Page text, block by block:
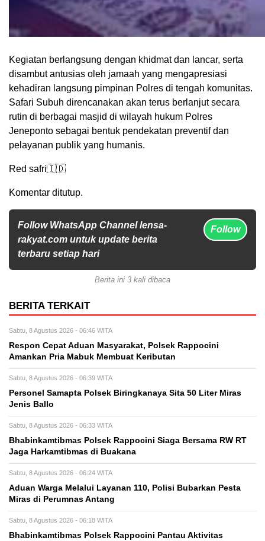
Kegiatan berlangsung dengan khidmat dan lancar, serta
disambut antusias oleh jamaah yang mengapresiasi
kehadiran langsung pimpinan Polres di tengah komunitas.
Safari Subuh direncanakan akan terus berlanjut secara
rutin di berbagai masjid di wilayah hukum Polres
Jeneponto sebagai bentuk pendekatan preventif dan
pelayanan publik yang humanis.
Red safri🇮🇩
Komentar ditutup.
Follow WhatsApp Channel lensa-
rakyat.com untuk update berita
terbaru setiap hari
Follow
Berita ini 3 kali dibaca
BERITA TERKAIT
Sabtu, 8 Agustus 2026 - 06:46 WITA
Respon Cepat Aduan Masyarakat, Polsek Rappocini
Amankan Pria Mabuk Membuat Keributan
Sabtu, 8 Agustus 2026 - 06:39 WITA
Personel Samapta Polsek Biringkanaya Sita 50 Liter Miras
Jenis Ballo
Sabtu, 8 Agustus 2026 - 06:33 WITA
Bhabinkamtibmas Polsek Rappocini Siaga Bersama RW RT
Jaga Harkamtibmas di Buakana
Sabtu, 8 Agustus 2026 - 06:24 WITA
Aduan Warga Melalui Layanan 110, Polisi Bubarkan Pesta
Miras di Perumnas Antang
Sabtu, 8 Agustus 2026 - 06:18 WITA
Bhabinkamtibmas Polsek Rappocini Pantau Aktivitas